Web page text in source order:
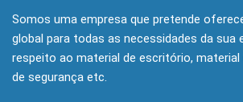
Somos uma empresa que pretende
global para todas as necessidades da sua
respeito ao material de escritório, material
de segurança etc.